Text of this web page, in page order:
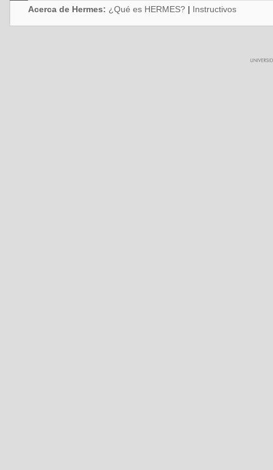
Acerca de Hermes: ¿Qué es HERMES? | Instructivos